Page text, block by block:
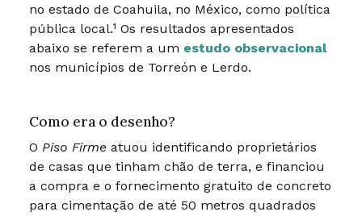
no estado de Coahuila, no México, como política
pública local.¹ Os resultados apresentados
abaixo se referem a um estudo observacional
nos municípios de Torreón e Lerdo.
Como era o desenho?
O Piso Firmeatuou identificando proprietários
de casas que tinham chão de terra, e financiou
a compra e o fornecimento gratuito de concreto
para cimentação de até 50 metros quadrados